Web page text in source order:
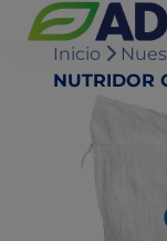
Inicio
NUTRIDOR